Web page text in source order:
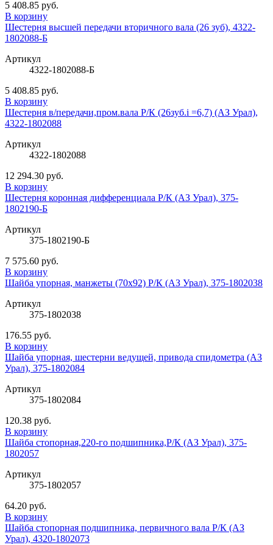
5 408.85 руб.
В корзину
Шестерня высшей передачи вторичного вала (26 зуб), 4322-
1802088-Б
Артикул
4322-1802088-Б
5 408.85 руб.
В корзину
Шестерня в/передачи,пром.вала Р/К (26зуб.i =6,7) (АЗ Урал),
4322-1802088
Артикул
4322-1802088
12 294.30 руб.
В корзину
Шестерня коронная дифференциала Р/К (АЗ Урал), 375-
1802190-Б
Артикул
375-1802190-Б
7 575.60 руб.
В корзину
Шайба упорная, манжеты (70х92) Р/К (АЗ Урал), 375-1802038
Артикул
375-1802038
176.55 руб.
В корзину
Шайба упорная, шестерни ведущей, привода спидометра (АЗ
Урал), 375-1802084
Артикул
375-1802084
120.38 руб.
В корзину
Шайба стопорная,220-го подшипника,Р/К (АЗ Урал), 375-
1802057
Артикул
375-1802057
64.20 руб.
В корзину
Шайба стопорная подшипника, первичного вала Р/К (АЗ
Урал), 4320-1802073